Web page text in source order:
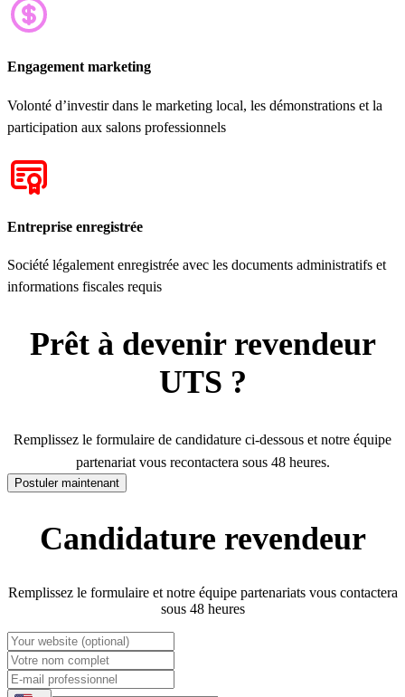
Engagement marketing
Volonté d’investir dans le marketing local, les démonstrations et la
participation aux salons professionnels
Entreprise enregistrée
Société légalement enregistrée avec les documents administratifs et
informations fiscales requis
Prêt à devenir revendeur
UTS ?
Remplissez le formulaire de candidature ci-dessous et notre équipe
partenariat vous recontactera sous 48 heures.
Postuler maintenant
Candidature revendeur
Remplissez le formulaire et notre équipe partenariats vous contactera
sous 48 heures